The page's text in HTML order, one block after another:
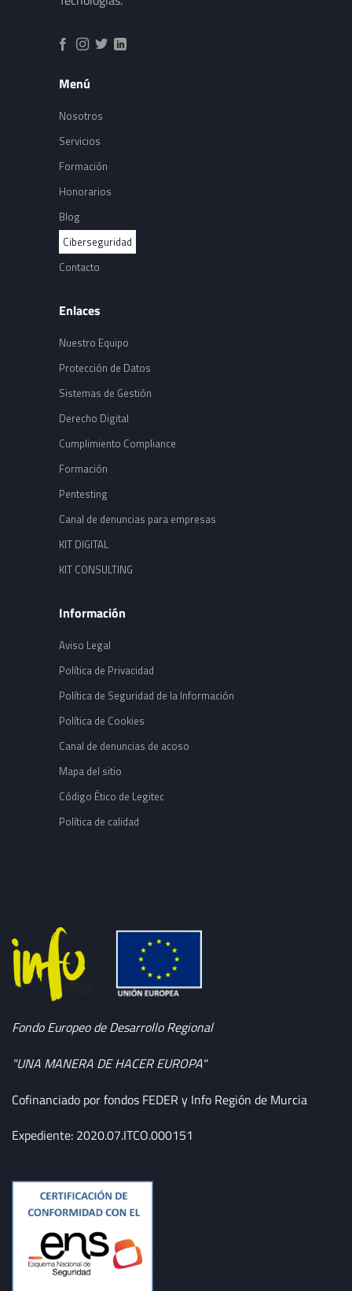
Menú
Nosotros
Servicios
Formación
Honorarios
Blog
Ciberseguridad
Contacto
Enlaces
Nuestro Equipo
Protección de Datos
Sistemas de Gestión
Derecho Digital
Cumplimiento Compliance
Formación
Pentesting
Canal de denuncias para empresas
KIT DIGITAL
KIT CONSULTING
Información
Aviso Legal
Política de Privacidad
Política de Seguridad de la Información
Política de Cookies
Canal de denuncias de acoso
Mapa del sitio
Código Ético de Legitec
Política de calidad
Fondo Europeo de Desarrollo Regional
"UNA MANERA DE HACER EUROPA"
Cofinanciado por fondos FEDER y Info Región de Murcia
Expediente: 2020.07.ITCO.000151